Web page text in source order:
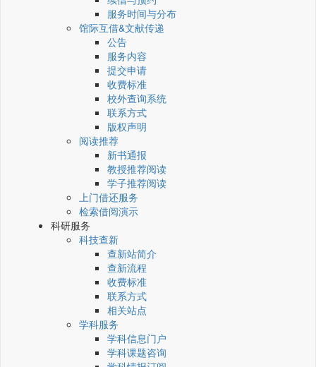
服务时间与分布
馆际互借&文献传递
公告
服务内容
提交申请
收费标准
校外查询系统
联系方式
版权声明
阅读推荐
新书通报
教授推荐阅读
学子推荐阅读
上门借还服务
检索借阅演示
科研服务
科技查新
查新站简介
查新流程
收费标准
联系方式
相关站点
学科服务
学科信息门户
学科课题咨询